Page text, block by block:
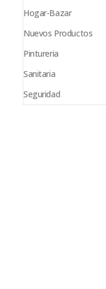
Hogar-Bazar
Nuevos Productos
Pintureria
Sanitaria
Seguridad